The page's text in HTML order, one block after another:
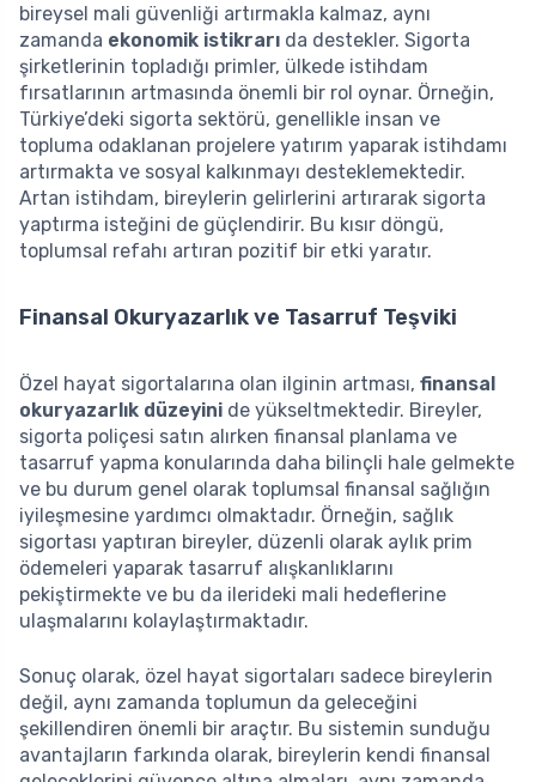
bireysel mali güvenliği artırmakla kalmaz, aynı
zamanda ekonomik istikrarı da destekler. Sigorta
şirketlerinin topladığı primler, ülkede istihdam
fırsatlarının artmasında önemli bir rol oynar. Örneğin,
Türkiye’deki sigorta sektörü, genellikle insan ve
topluma odaklanan projelere yatırım yaparak istihdamı
artırmakta ve sosyal kalkınmayı desteklemektedir.
Artan istihdam, bireylerin gelirlerini artırarak sigorta
yaptırma isteğini de güçlendirir. Bu kısır döngü,
toplumsal refahı artıran pozitif bir etki yaratır.
Finansal Okuryazarlık ve Tasarruf Teşviki
Özel hayat sigortalarına olan ilginin artması, finansal
okuryazarlık düzeyini de yükseltmektedir. Bireyler,
sigorta poliçesi satın alırken finansal planlama ve
tasarruf yapma konularında daha bilinçli hale gelmekte
ve bu durum genel olarak toplumsal finansal sağlığın
iyileşmesine yardımcı olmaktadır. Örneğin, sağlık
sigortası yaptıran bireyler, düzenli olarak aylık prim
ödemeleri yaparak tasarruf alışkanlıklarını
pekiştirmekte ve bu da ilerideki mali hedeflerine
ulaşmalarını kolaylaştırmaktadır.
Sonuç olarak, özel hayat sigortaları sadece bireylerin
değil, aynı zamanda toplumun da geleceğini
şekillendiren önemli bir araçtır. Bu sistemin sunduğu
avantajların farkında olarak, bireylerin kendi finansal